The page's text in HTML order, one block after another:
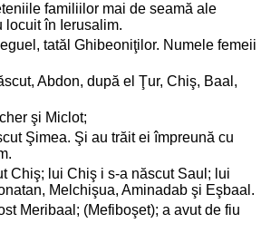
familiilor mai de seamă ale
locuit în Ierusalim.
tatăl Ghibeoniţilor. Numele femeii
Abdon, după el Ţur, Chiş, Baal,
şi Miclot;
Şimea. Şi au trăit ei împreună cu
Chiş; lui Chiş i s-a născut Saul; lui
Melchişua, Aminadab şi Eşbaal.
Meribaal; (Mefiboşet); a avut de fiu